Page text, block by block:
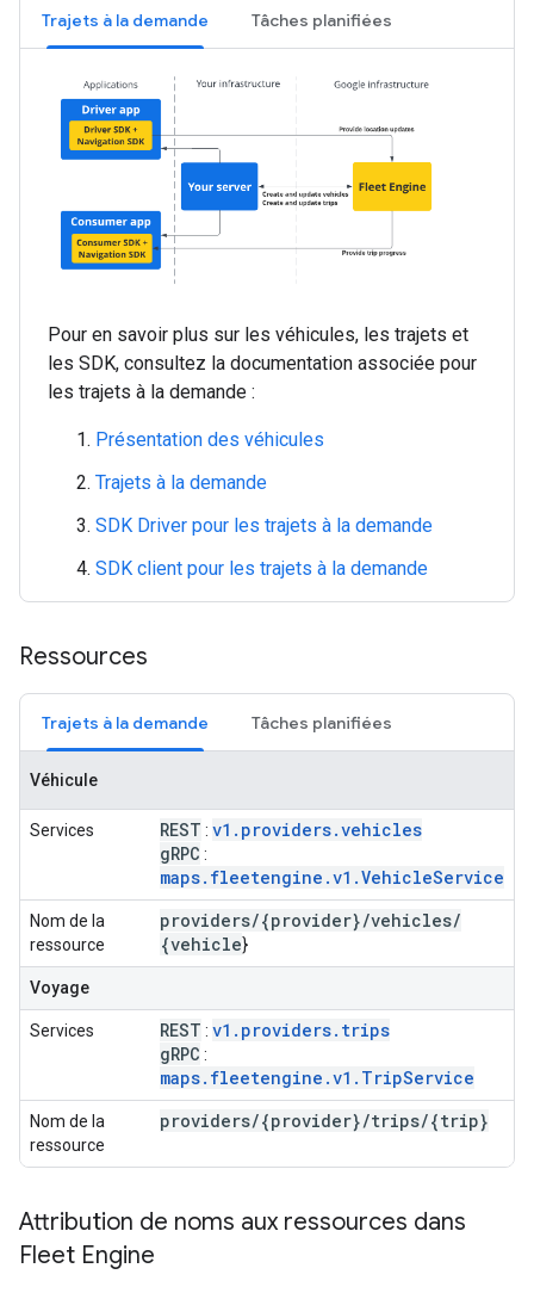
Trajets à la demande Tâches planifiées
Pour en savoir plus sur les véhicules, les trajets et
les SDK, consultez la documentation associée pour
les trajets à la demande :
Présentation des véhicules
Trajets à la demande
SDK Driver pour les trajets à la demande
SDK client pour les trajets à la demande
Ressources
Trajets à la demande Tâches planifiées
Véhicule
Services REST : v1.providers.vehicles
gRPC :
maps.fleetengine.v1.VehicleService
Nom de la
ressource
providers/{provider}/vehicles/
{vehicle}
Voyage
Services REST : v1.providers.trips
gRPC :
maps.fleetengine.v1.TripService
Nom de la
ressource
providers/{provider}/trips/{trip}
Attribution de noms aux ressources dans
Fleet Engine